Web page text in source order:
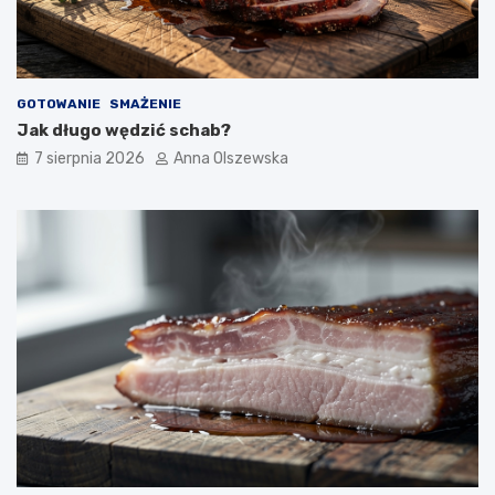
GOTOWANIE SMAŻENIE
Jak długo wędzić schab?
7 sierpnia 2026 Anna Olszewska